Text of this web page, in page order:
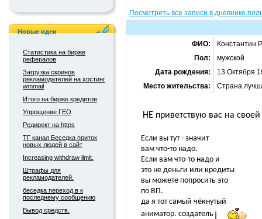
Новые идеи
Статистика на бирже
рефералов
Загрузка скринов
рекламодателей на хостинг
wmmail
Итого на бирже кредитов
Упрощение ГЕО
Редирект на https
ТГ канал Беседка приток
новых людей в сайт
Increasing withdraw limit.
Штрафы для
рекламодателей.
беседка переход в к
последнему сообщению
Вывод средств.
Посмотреть все записи в дневнике
ФИО:
Константин
Пол:
мужской
Дата рождения:
13 Октября
Место жительства:
Страна
НЕ приветствую вас на своей
Если вы тут - значит
вам что-то надо.
Если вам что-то надо и
это не деньги или кредиты
вы можете попросить это
по ВП.
да я тот самый чёкнутый
аниматор. создатель